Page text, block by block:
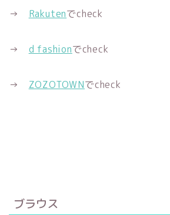
→ Rakutenでcheck
→ d fashionでcheck
→ ZOZOTOWNでcheck
ブラウス